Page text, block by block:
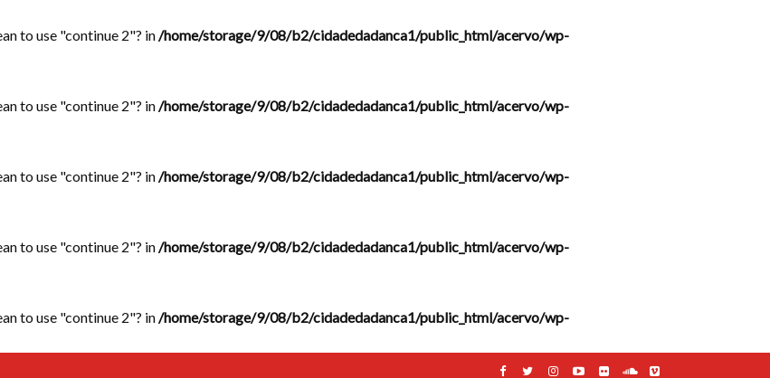
to use "continue 2"? in/home/storage/9/08/b2/cidadedadanca1/public_html/acervo/wp-
to use "continue 2"? in/home/storage/9/08/b2/cidadedadanca1/public_html/acervo/wp-
to use "continue 2"? in/home/storage/9/08/b2/cidadedadanca1/public_html/acervo/wp-
to use "continue 2"? in/home/storage/9/08/b2/cidadedadanca1/public_html/acervo/wp-
to use "continue 2"? in/home/storage/9/08/b2/cidadedadanca1/public_html/acervo/wp-